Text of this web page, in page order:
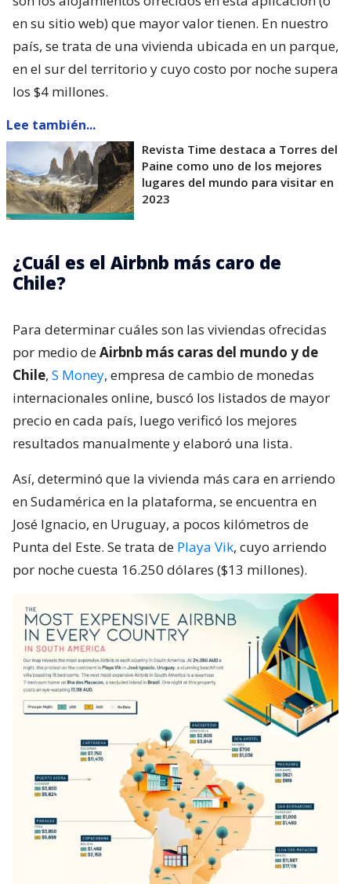
en su sitio web) que mayor valor tienen. En nuestro
país, se trata de una vivienda ubicada en un parque,
en el sur del territorio y cuyo costo por noche supera
los $4 millones.
Lee también...
Revista Time destaca a Torres del
Paine como uno de los mejores
lugares del mundo para visitar en
2023
¿Cuál es el Airbnb más caro de
Chile?
Para determinar cuáles son las viviendas ofrecidas
por medio deAirbnb más caras del mundo y de
Chile, S Money, empresa de cambio de monedas
internacionales online, buscó los listados de mayor
precio en cada país, luego verificó los mejores
resultados manualmente y elaboró una lista.
Así, determinó que la vivienda más cara en arriendo
en Sudamérica en la plataforma, se encuentra en
José Ignacio, en Uruguay, a pocos kilómetros de
Punta del Este. Se trata de Playa Vik, cuyo arriendo
por noche cuesta 16.250 dólares ($13 millones).